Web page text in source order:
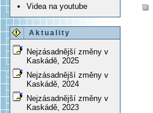
Videa na youtube
Aktuality
Nejzásadnější změny v
Kaskádě, 2025
Nejzásadnější změny v
Kaskádě, 2024
Nejzásadnější změny v
Kaskádě, 2023